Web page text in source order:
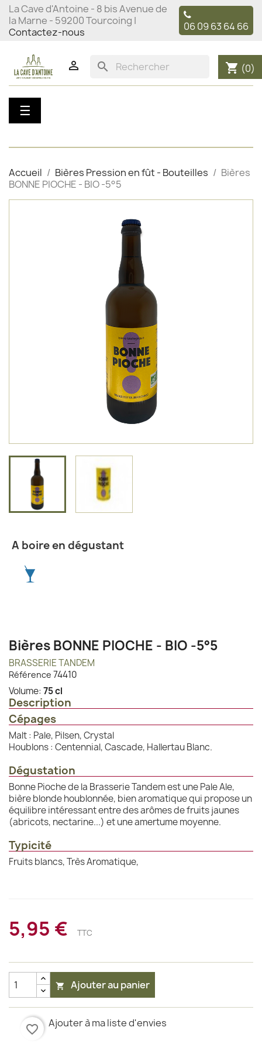
La Cave d'Antoine - 8 bis Avenue de
la Marne - 59200 Tourcoing |
Contactez-nous
06 09 63 64 66
 search shopping_cart (0)
Basculer
la
☰
Accueil Bières Pression en fût - Bouteilles
Bières
BONNE PIOCHE - BIO -5°5
A boire en dégustant
Bières BONNE PIOCHE - BIO -5°5
BRASSERIE TANDEM
Référence 74410
Volume: 75 cl
Description
Cépages
Malt : Pale, Pilsen, Crystal
Houblons : Centennial, Cascade, Hallertau Blanc.
Dégustation
Bonne Pioche de la Brasserie Tandem est une Pale Ale,
bière blonde houblonnée, bien aromatique qui propose un
équilibre intéressant entre des arômes de fruits jaunes
(abricots, nectarine...) et une amertume moyenne.
Typicité
Fruits blancs, Très Aromatique,
5,95 € TTC
 Ajouter au panier
favorite_border Ajouter à ma liste d'envies